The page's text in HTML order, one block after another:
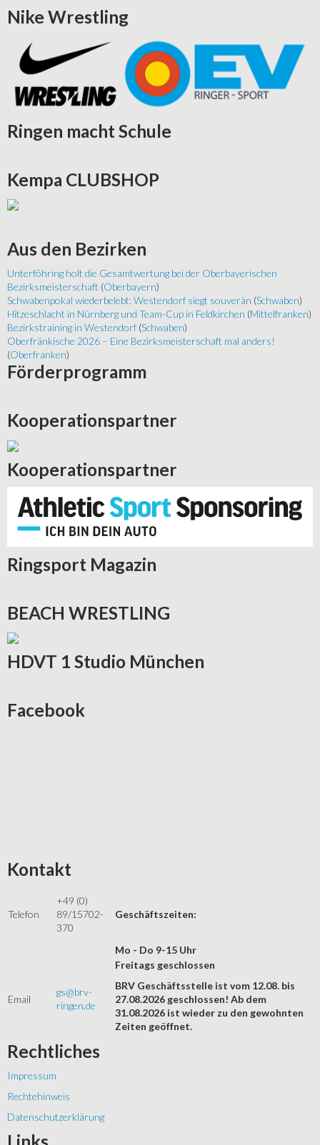
Nike Wrestling
Ringen macht Schule
Kempa CLUBSHOP
Aus den Bezirken
Unterföhring holt die Gesamtwertung bei der Oberbayerischen
Bezirksmeisterschaft (Oberbayern)
Schwabenpokal wiederbelebt: Westendorf siegt souverän (Schwaben)
Hitzeschlacht in Nürnberg und Team-Cup in Feldkirchen (Mittelfranken)
Bezirkstraining in Westendorf (Schwaben)
Oberfränkische 2026 – Eine Bezirksmeisterschaft mal anders!
(Oberfranken)
Förderprogramm
Kooperationspartner
Kooperationspartner
Ringsport Magazin
BEACH WRESTLING
HDVT 1 Studio München
Facebook
Kontakt
Telefon
+49 (0)
89/15702-
370
Geschäftszeiten:
Mo - Do 9-15 Uhr
Email
gs@brv-
ringen.de
Freitags geschlossen
BRV Geschäftsstelle ist vom 12.08. bis
27.08.2026 geschlossen! Ab dem
31.08.2026 ist wieder zu den gewohnten
Zeiten geöffnet.
Rechtliches
Impressum
Rechtehinweis
Datenschutzerklärung